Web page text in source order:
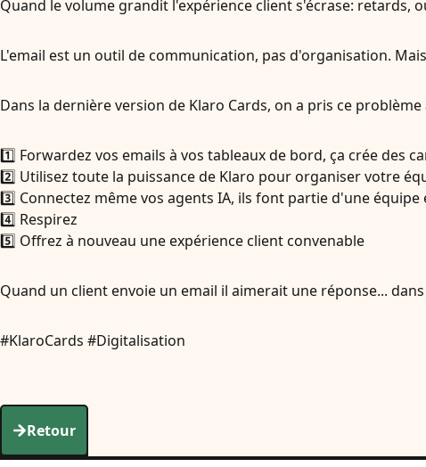
Quand le volume grandit l'expérience client s'écrase: retards,
L'email est un outil de communication, pas d'organisation.
Dans la dernière version de Klaro Cards, on a pris ce problème
1️⃣ Forwardez vos emails à vos tableaux de bord, ça crée des
2️⃣ Utilisez toute la puissance de Klaro pour organiser votre
3️⃣ Connectez même vos agents IA, ils font partie d'une équipe
4️⃣ Respirez
5️⃣ Offrez à nouveau une expérience client convenable
Quand un client envoie un email il aimerait une réponse...
#KlaroCards #Digitalisation
Retour